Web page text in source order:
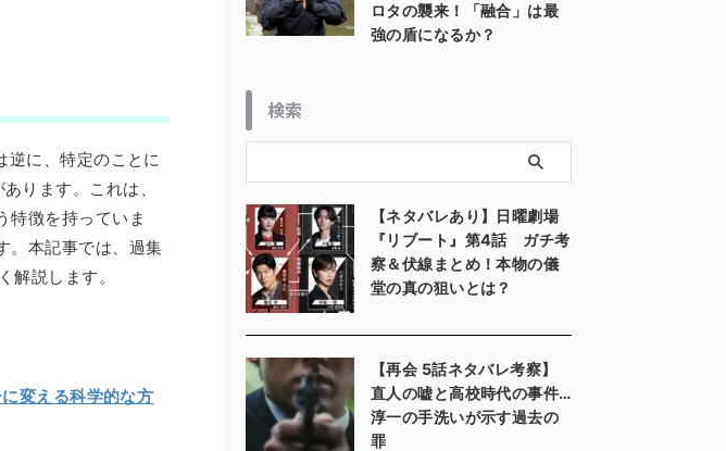
逆に、特定のことに
ります。これは、
特徴を持っていま
。本記事では、過集
解説します。
変える科学的な方
ロタの襲来！「融合」は最
強の盾になるか？
検索
【ネタバレあり】日曜劇場
『リブート』第4話 ガチ考
察＆伏線まとめ！本物の儀
堂の真の狙いとは？
【再会 5話ネタバレ考察】
直人の嘘と高校時代の事件…
淳一の手洗いが示す過去の
罪